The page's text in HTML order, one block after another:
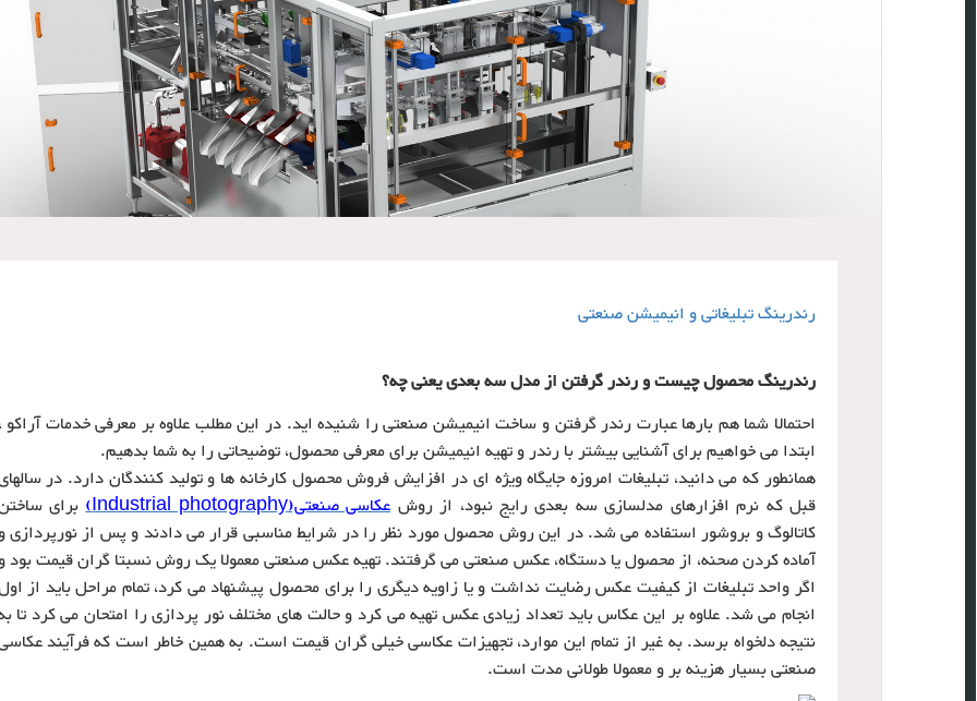
رندرینگ تبلیغاتی و انیمیشن صنعتی
رندرینگ محصول چیست و رندر گرفتن از مدل سه بعدی یعنی چه؟
احتمالا شما هم بارها عبارت رندر گرفتن و ساخت انیمیشن صنعتی را شنیده اید. در این مطلب علاوه بر معرفی خدمات آراکو
ابتدا می خواهیم برای آشنایی بیشتر با رندر و تهیه انیمیشن برای معرفی محصول، توضیحاتی را به شما بدهیم.
همانطور که می دانید، تبلیغات امروزه جایگاه ویژه ای در افزایش فروش محصول کارخانه ها و تولید کنندگان دارد. در
قبل که نرم افزارهای مدلسازی سه بعدی رایج نبود، از روشعکاسی صنعتی(Industrial photography)
برای
کاتالوگ و بروشور استفاده می شد. در این روش محصول مورد نظر را در شرایط مناسبی قرار می دادند و پس از نورپردازی
آماده کردن صحنه، از محصول یا دستگاه، عکس صنعتی می گرفتند. تهیه عکس صنعتی معمولا یک روش نسبتا گران قیمت بود
اگر واحد تبلیغات از کیفیت عکس رضایت نداشت و یا زاویه دیگری را برای محصول پیشنهاد می کرد، تمام مراحل باید از
انجام می شد. علاوه بر این عکاس باید تعداد زیادی عکس تهیه می کرد و حالت های مختلف نور پردازی را امتحان می کرد تا
نتیجه دلخواه برسد. به غیر از تمام این موارد، تجهیزات عکاسی خیلی گران قیمت است. به همین خاطر است که فرآیند
صنعتی بسیار هزینه بر و معمولا طولانی مدت است.